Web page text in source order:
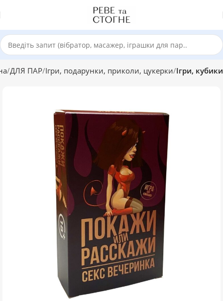
ДЛЯ ПАР Ігри, подарунки, приколи, цукерки Ігри, кубики